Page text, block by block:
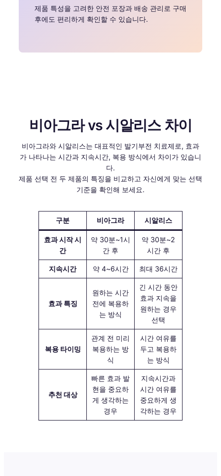
제품 특성을 고려한 안전 포장과 배송 관리로 구매
후에도 편리하게 확인할 수 있습니다.
비아그라 vs 시알리스 차이
비아그라와 시알리스는 대표적인 발기부전 치료제로, 효과
가 나타나는 시간과 지속시간, 복용 방식에서 차이가 있습니
다.
제품 선택 전 두 제품의 특징을 비교하고 자신에게 맞는 선택
기준을 확인해 보세요.
구분 비아그라 시알리스
효과 시작 시
간
약 30분~1시
간 후
약 30분~2
시간 후
지속시간 약 4~6시간 최대 36시간
효과 특징
원하는 시간
전에 복용하
는 방식
긴 시간 동안
효과 지속을
원하는 경우
선택
복용 타이밍
관계 전 미리
복용하는 방
식
시간 여유를
두고 복용하
는 방식
추천 대상
빠른 효과 발
현을 중요하
게 생각하는
경우
지속시간과
시간 여유를
중요하게 생
각하는 경우